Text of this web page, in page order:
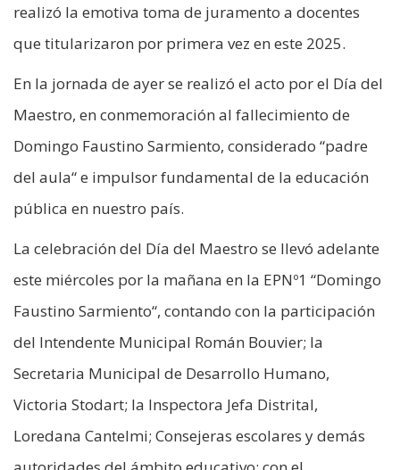
realizó la emotiva toma de juramento a docentes
que titularizaron por primera vez en este 2025.
En la jornada de ayer se realizó el acto por el Día del
Maestro, en conmemoración al fallecimiento de
Domingo Faustino Sarmiento, considerado “padre
del aula“ e impulsor fundamental de la educación
pública en nuestro país.
La celebración del Día del Maestro se llevó adelante
este miércoles por la mañana en la EPNº1 “Domingo
Faustino Sarmiento“, contando con la participación
del Intendente Municipal Román Bouvier; la
Secretaria Municipal de Desarrollo Humano,
Victoria Stodart; la Inspectora Jefa Distrital,
Loredana Cantelmi; Consejeras escolares y demás